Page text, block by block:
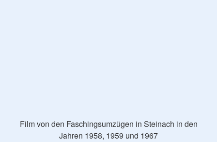
Film von den Faschingsumzügen in Steinach in den
Jahren 1958, 1959 und 1967